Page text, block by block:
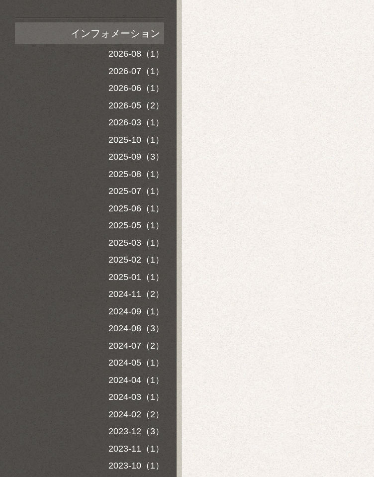
インフォメーション
2026-08（1）
2026-07（1）
2026-06（1）
2026-05（2）
2026-03（1）
2025-10（1）
2025-09（3）
2025-08（1）
2025-07（1）
2025-06（1）
2025-05（1）
2025-03（1）
2025-02（1）
2025-01（1）
2024-11（2）
2024-09（1）
2024-08（3）
2024-07（2）
2024-05（1）
2024-04（1）
2024-03（1）
2024-02（2）
2023-12（3）
2023-11（1）
2023-10（1）